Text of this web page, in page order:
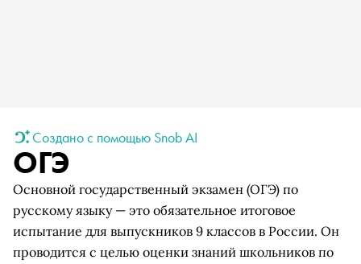
Создано с помощью Snob AI
ОГЭ
Основной государственный экзамен (ОГЭ) по
русскому языку — это обязательное итоговое
испытание для выпускников 9 классов в России. Он
проводится с целью оценки знаний школьников по